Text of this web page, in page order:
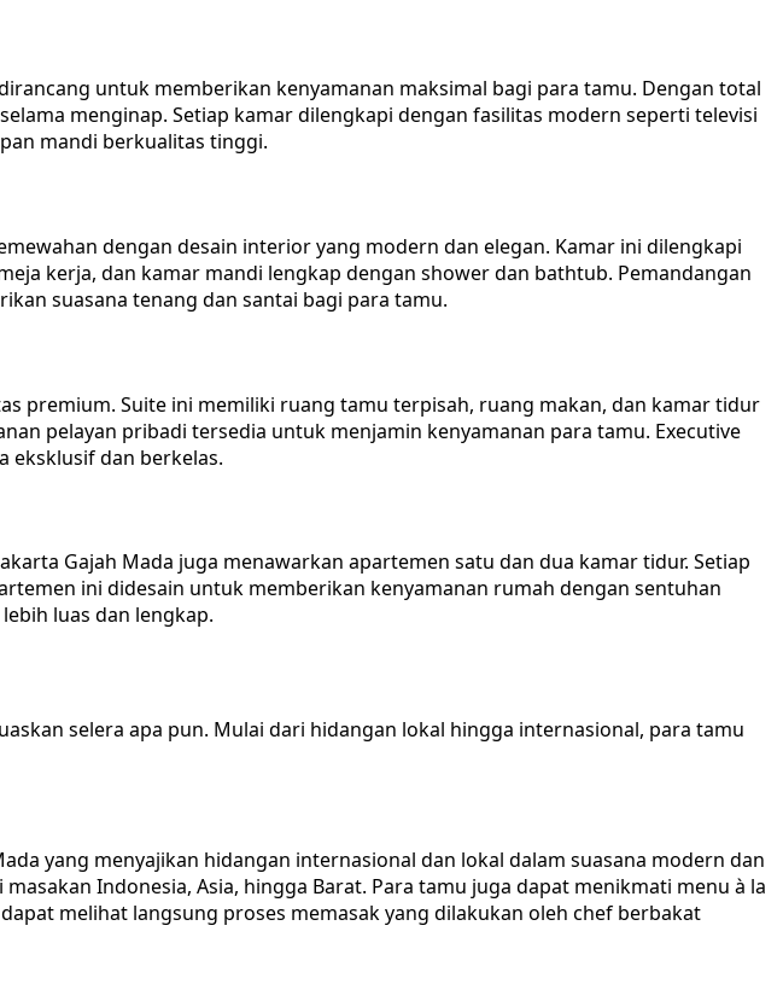
untuk memberikan kenyamanan maksimal bagi para tamu. Dengan total
menginap. Setiap kamar dilengkapi dengan fasilitas modern seperti televisi
mandi berkualitas tinggi.
dengan desain interior yang modern dan elegan. Kamar ini dilengkapi
kerja, dan kamar mandi lengkap dengan shower dan bathtub. Pemandangan
suasana tenang dan santai bagi para tamu.
premium. Suite ini memiliki ruang tamu terpisah, ruang makan, dan kamar tidur
pelayan pribadi tersedia untuk menjamin kenyamanan para tamu. Executive
eksklusif dan berkelas.
Gajah Mada juga menawarkan apartemen satu dan dua kamar tidur. Setiap
ini didesain untuk memberikan kenyamanan rumah dengan sentuhan
luas dan lengkap.
selera apa pun. Mulai dari hidangan lokal hingga internasional, para tamu
yang menyajikan hidangan internasional dan lokal dalam suasana modern dan
Indonesia, Asia, hingga Barat. Para tamu juga dapat menikmati menu à la
melihat langsung proses memasak yang dilakukan oleh chef berbakat